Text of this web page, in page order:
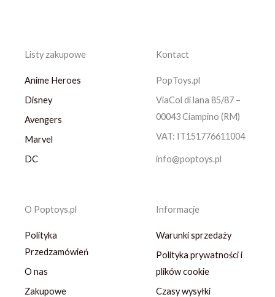
Listy zakupowe
Anime Heroes
Disney
Avengers
Marvel
DC
Kontact
PopToys.pl
ViaCol di lana 85/87 –
00043 Ciampino (RM)
VAT: IT151776611004
info@poptoys.pl
O Poptoys.pl
Polityka
Przedzamówień
O nas
Zakupowe
Informacje
Warunki sprzedaży
Polityka prywatności i
plików cookie
Czasy wysyłki